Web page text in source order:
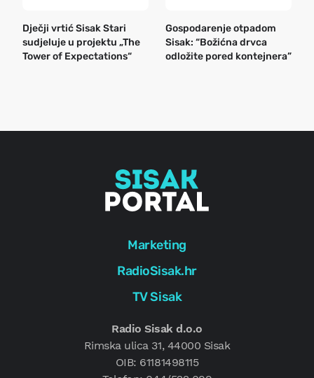
Dječji vrtić Sisak Stari
sudjeluje u projektu „The
Tower of Expectations“
Gospodarenje otpadom
Sisak: “Božićna drvca
odložite pored kontejnera”
Marketing
RadioSisak.hr
TV Sisak
Radio Sisak d.o.o
Rimska ulica 31, 44000 Sisak
OIB: 61181498115